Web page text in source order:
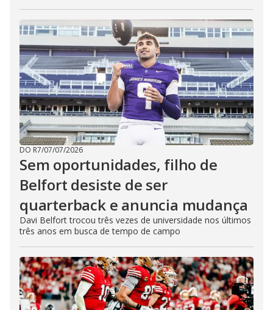
DO R7/07/07/2026
Sem oportunidades, filho de
Belfort desiste de ser
quarterback e anuncia mudança
Davi Belfort trocou três vezes de universidade nos últimos
três anos em busca de tempo de campo